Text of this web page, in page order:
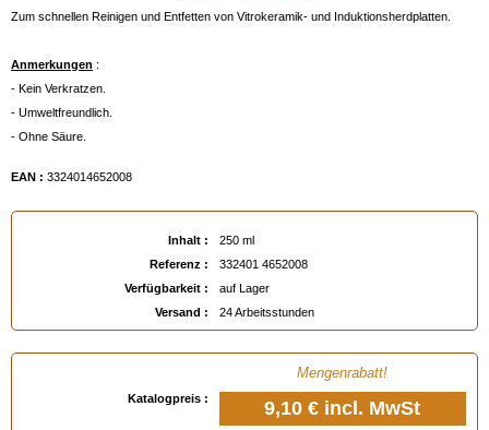
Zum schnellen Reinigen und Entfetten von Vitrokeramik- und Induktionsherdplatten.
Anmerkungen :
- Kein Verkratzen.
- Umweltfreundlich.
- Ohne Säure.
EAN : 3324014652008
Inhalt :
250 ml
Referenz :
332401 4652008
Verfügbarkeit :
auf Lager
Versand :
24 Arbeitsstunden
Mengenrabatt!
Katalogpreis : 9,10 € incl. MwSt